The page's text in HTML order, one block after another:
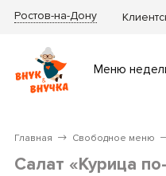
Ростов-на-Дону
Меню
Главная Свободное меню
Салат «Курица